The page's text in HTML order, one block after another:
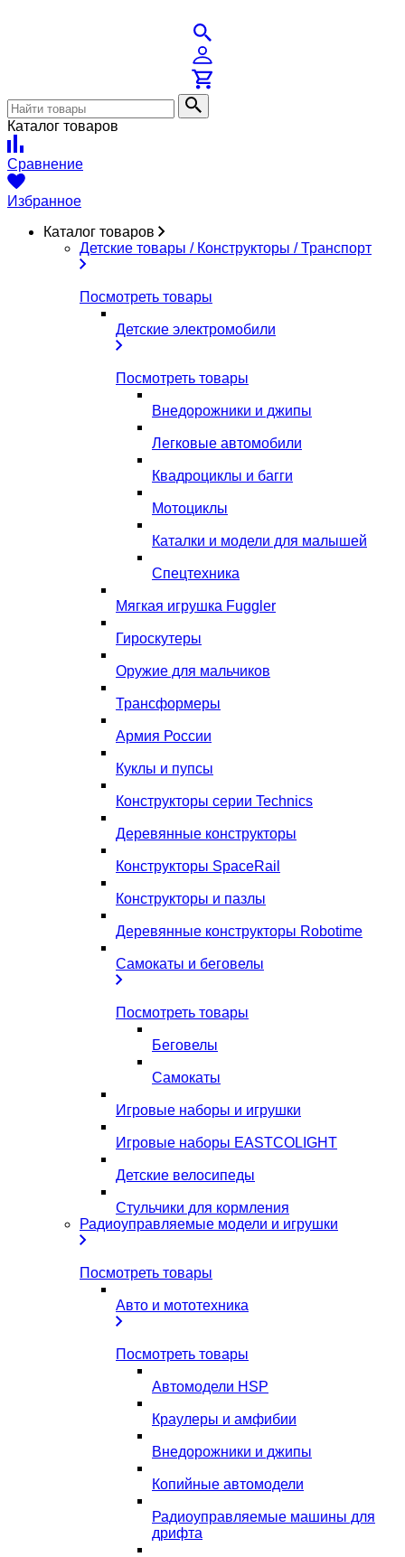
Каталог товаров
Сравнение
Избранное
Каталог товаров
Детские товары / Конструкторы / Транспорт
Посмотреть товары
Детские электромобили
Посмотреть товары
Внедорожники и джипы
Легковые автомобили
Квадроциклы и багги
Мотоциклы
Каталки и модели для малышей
Спецтехника
Мягкая игрушка Fuggler
Гироскутеры
Оружие для мальчиков
Трансформеры
Армия России
Куклы и пупсы
Конструкторы серии Technics
Деревянные конструкторы
Конструкторы SpaceRail
Конструкторы и пазлы
Деревянные конструкторы Robotime
Самокаты и беговелы
Посмотреть товары
Беговелы
Самокаты
Игровые наборы и игрушки
Игровые наборы EASTCOLIGHT
Детские велосипеды
Стульчики для кормления
Радиоуправляемые модели и игрушки
Посмотреть товары
Авто и мототехника
Посмотреть товары
Автомодели HSP
Краулеры и амфибии
Внедорожники и джипы
Копийные автомодели
Радиоуправляемые машины для
дрифта